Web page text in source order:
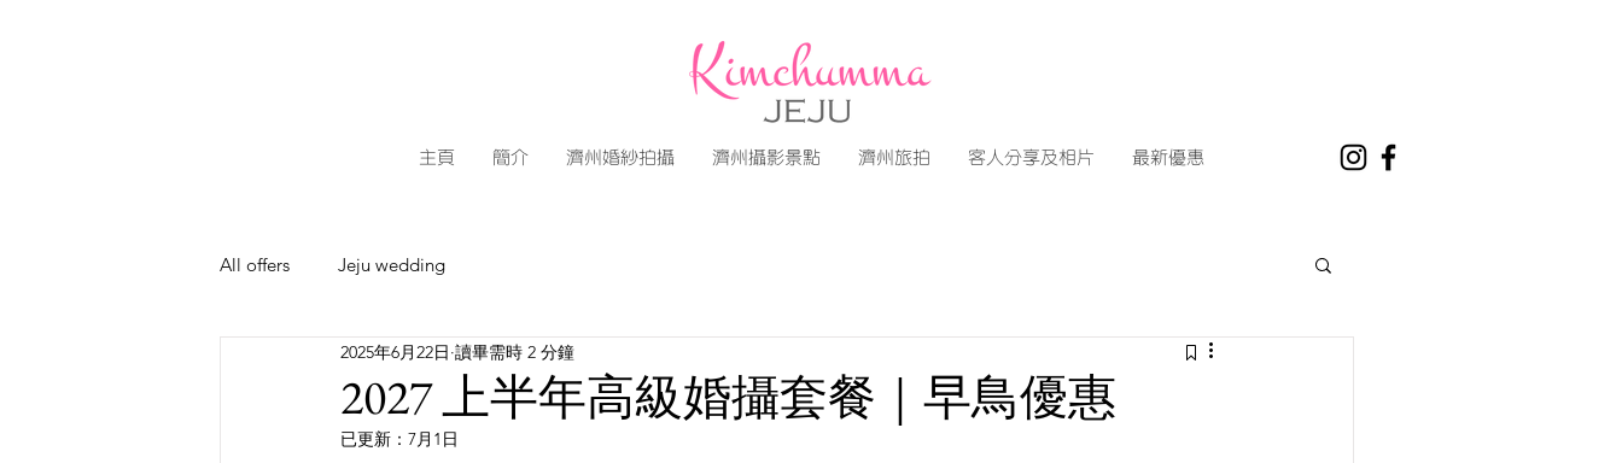
主頁 簡介 濟州婚紗拍攝 濟州攝影景點 濟州旅拍 客人分享及相片 最新優惠
All offers Jeju wedding
2027 上半年高級婚攝套餐｜早鳥優惠
2025年6月22日 讀畢需時 2 分鐘
已更新： 7月1日